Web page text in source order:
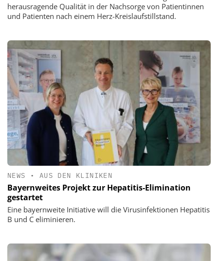
herausragende Qualität in der Nachsorge von Patientinnen
und Patienten nach einem Herz-Kreislaufstillstand.
NEWS • AUS DEN KLINIKEN
Bayernweites Projekt zur Hepatitis-Elimination
gestartet
Eine bayernweite Initiative will die Virusinfektionen Hepatitis
B und C eliminieren.